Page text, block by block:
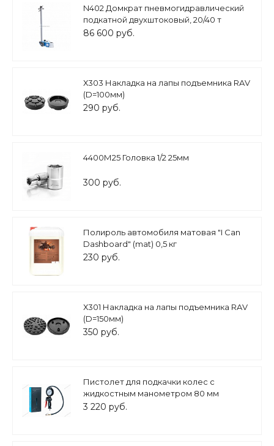
N402 Домкрат пневмогидравлический
подкатной двухштоковый, 20/40 т
86 600 руб.
Х303 Накладка на лапы подъемника RAV
(D=100мм)
290 руб.
4400М25 Головка 1/2 25мм
300 руб.
Полироль автомобиля матовая "I Can
Dashboard" (mat) 0,5 кг
230 руб.
Х301 Накладка на лапы подъемника RAV
(D=150мм)
350 руб.
Пистолет для подкачки колес с
жидкостным манометром 80 мм
NORDBERG TI62
3 220 руб.